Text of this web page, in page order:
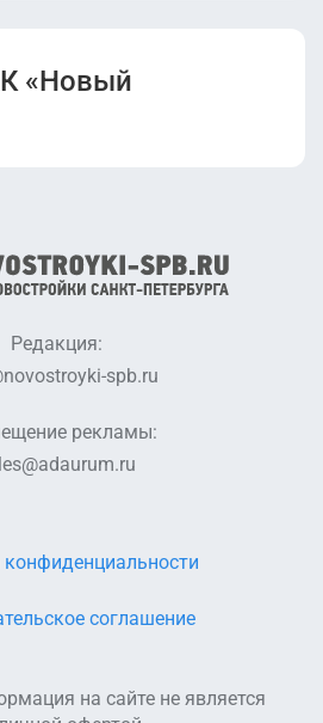
«Новый
Редакция:
spb.ru
рекламы:
на сайте не является
соглашение
конфиденциальности